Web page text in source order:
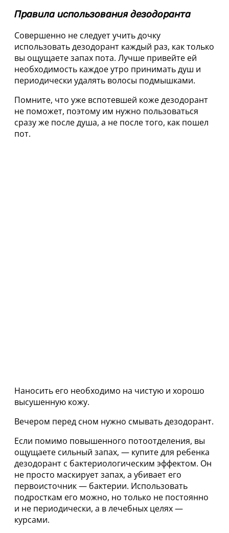
Правила использования дезодоранта
Совершенно не следует учить дочку
использовать дезодорант каждый раз, как только
вы ощущаете запах пота. Лучше привейте ей
необходимость каждое утро принимать душ и
периодически удалять волосы подмышками.
Помните, что уже вспотевшей коже дезодорант
не поможет, поэтому им нужно пользоваться
сразу же после душа, а не после того, как пошел
пот.
Наносить его необходимо на чистую и хорошо
высушенную кожу.
Вечером перед сном нужно смывать дезодорант.
Если помимо повышенного потоотделения, вы
ощущаете сильный запах, — купите для ребенка
дезодорант с бактериологическим эффектом. Он
не просто маскирует запах, а убивает его
первоисточник — бактерии. Использовать
подросткам его можно, но только не постоянно
и не периодически, а в лечебных целях —
курсами.